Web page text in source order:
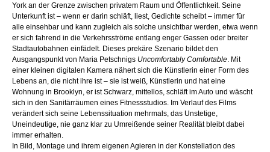
York an der Grenze zwischen privatem Raum und Öffentlichkeit. Seine
Unterkunft ist – wenn er darin schläft, liest, Gedichte scheibt – immer für
alle einsehbar und kann zugleich als solche unsichtbar werden, etwa wenn
er sich fahrend in die Verkehrsströme entlang enger Gassen oder breiter
Stadtautobahnen einfädelt. Dieses prekäre Szenario bildet den
Ausgangspunkt von Maria Petschnigs Uncomfortably Comfortable. Mit
einer kleinen digitalen Kamera nähert sich die Künstlerin einer Form des
Lebens an, die nicht ihre ist – sie ist weiß, Künstlerin und hat eine
Wohnung in Brooklyn, er ist Schwarz, mittellos, schläft im Auto und wäscht
sich in den Sanitärräumen eines Fitnessstudios. Im Verlauf des Films
verändert sich seine Lebenssituation mehrmals, das Unstetige,
Uneindeutige, nie ganz klar zu Umreißende seiner Realität bleibt dabei
immer erhalten.
In Bild, Montage und ihrem eigenen Agieren in der Konstellation des